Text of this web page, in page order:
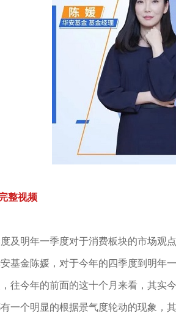
整视频
及明年一季度对于消费板块的市场观
基金陈媛，对于今年的四季度到明年
往今年的前面的这十个月来看，其实
一个明显的根据景气度轮动的现象，